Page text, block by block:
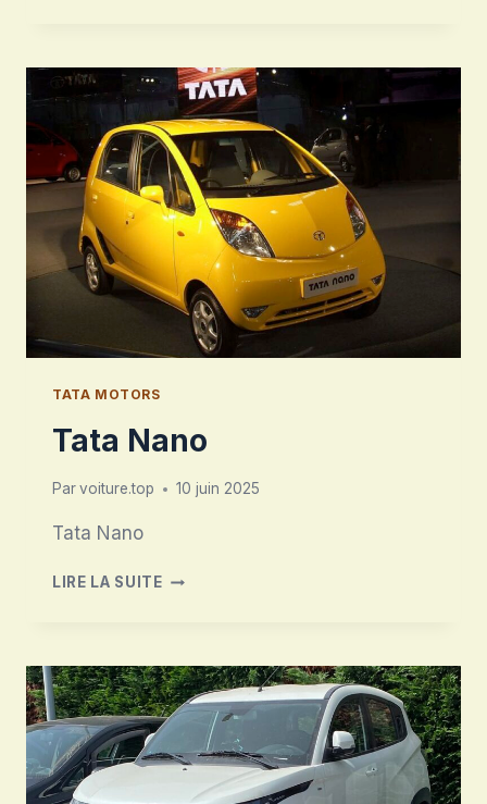
TATA MOTORS
Tata Nano
Parvoiture.top 10 juin 2025
Tata Nano
LIRE LA SUITETATA